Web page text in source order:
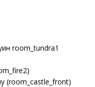
room_tundra1
(room_castle_front)